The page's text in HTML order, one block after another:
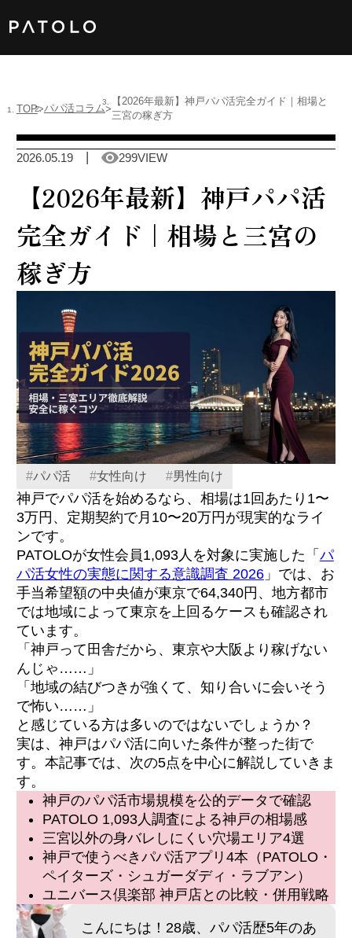
男性TOP
加盟店TOP
ABOUT US
TOP パパ活コラム
【2026年最新】神戸パパ活完全ガイド｜相場と
三宮の稼ぎ方
2026.05.19 299VIEW
【2026年最新】神戸パパ活
完全ガイド｜相場と三宮の
稼ぎ方
#パパ活 #女性向け #男性向け
神戸でパパ活を始めるなら、相場は1回あたり1〜
3万円、定期契約で月10〜20万円が現実的なライ
ンです。
PATOLOが女性会員1,093人を対象に実施した「 パ
パ活女性の実態に関する意識調査 2026」では、お
手当希望額の中央値が東京で64,340円、地方都市
では地域によって東京を上回るケースも確認され
ています。
「神戸って田舎だから、東京や大阪より稼げない
んじゃ……」
「地域の結びつきが強くて、知り合いに会いそう
で怖い……」
と感じている方は多いのではないでしょうか？
実は、神戸はパパ活に向いた条件が整った街で
す。本記事では、次の5点を中心に解説していきま
す。
神戸のパパ活市場規模を公的データで確認
PATOLO 1,093人調査による神戸の相場感
三宮以外の身バレしにくい穴場エリア4選
神戸で使うべきパパ活アプリ4本（PATOLO・
ペイターズ・シュガーダディ・ラブアン）
ユニバース倶楽部 神戸店との比較・併用戦略
こんにちは！28歳、パパ活歴5年のあ